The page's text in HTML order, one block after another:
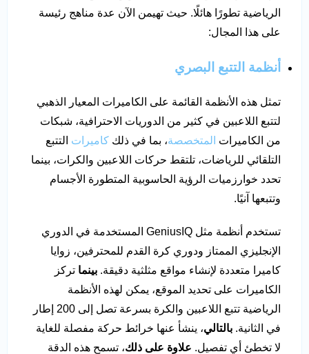
الرياضية تطورًا هائلًا. حيث تهيمن الآن عدة مناهج رئيسة
على هذا المجال:
أنظمة التتبع البصري
تمثل هذه الأنظمة القائمة على الكاميرات المعيار الذهبي
لتتبع اللاعبين في كثير من الدوريات الاحترافية، شبكات
من الكاميرات المتخصصة، بما في ذلك كاميرات التتبع
التلقائي للرياضات، تلتقط حركات اللاعبين والكرات، بينما
تحدد خوارزميات الرؤية الحاسوبية المتطورة الأجسام
وتتبعها آنيًا.
تستخدم أنظمة مثل GeniusIQ المستخدمة في الدوري
الإنجليزي الممتاز ودوري كرة القدم للمحترفين، زوايا
كاميرا متعددة لإنشاء مواقع مثلثية دقيقة. بينما تركز
الكاميرات على تحديد الموقع، يمكن لهذه الأنظمة
الرياضية تتبع اللاعبين والكرة بسرعة تصل إلى 200 إطار
في الثانية. بالتالي، ينشأ عنها خرائط حركة مفصلة للغاية
لا تخطئ أي تفصيل. علاوة على ذلك، تسمح هذه الدقة